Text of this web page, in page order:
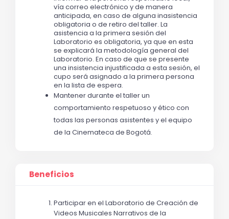
vía correo electrónico y de manera
anticipada, en caso de alguna inasistencia
obligatoria o de retiro del taller. La
asistencia a la primera sesión del
Laboratorio es obligatoria, ya que en esta
se explicará la metodología general del
Laboratorio. En caso de que se presente
una insistencia injustificada a esta sesión, el
cupo será asignado a la primera persona
en la lista de espera.
Mantener durante el taller un
comportamiento respetuoso y ético con
todas las personas asistentes y el equipo
de la Cinemateca de Bogotá.
Beneficios
Participar en el Laboratorio de Creación de
Videos Musicales Narrativos de la